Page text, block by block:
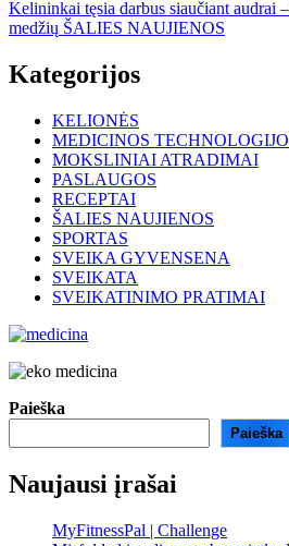
Kelininkai tęsia darbus siaučiant audrai
medžių ŠALIES NAUJIENOS
Kategorijos
KELIONĖS
MEDICINOS
MOKSLINIAI ATRADIMAI
PASLAUGOS
RECEPTAI
ŠALIES NAUJIENOS
SPORTAS
SVEIKA GYVENSENA
SVEIKATA
SVEIKATINIMO PRATIMAI
Paieška
Paieška
Naujausi įrašai
MyFitnessPal | Challenge